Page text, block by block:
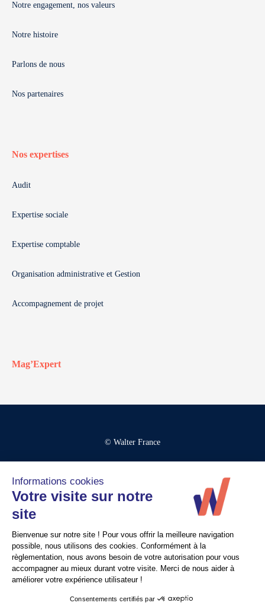
Notre engagement, nos valeurs
Notre histoire
Parlons de nous
Nos partenaires
Nos expertises
Audit
Expertise sociale
Expertise comptable
Organisation administrative et Gestion
Accompagnement de projet
Mag’Expert
© Walter France
Mentions légales
Contact
Recrutement